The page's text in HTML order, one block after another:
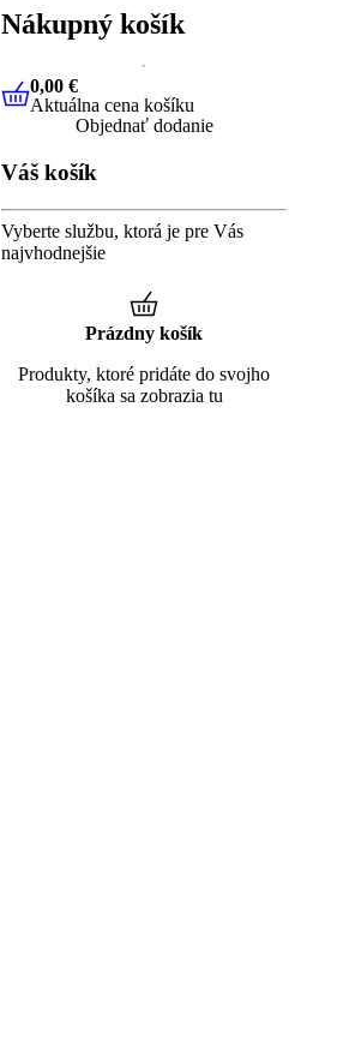
Nákupný košík
0,00 €Aktuálna cena košíku
0,00 €
Aktuálna cena košíku
Objednať dodanie
Váš košík
Vyberte službu, ktorá je pre Vás
najvhodnejšie
Prázdny košík
Produkty, ktoré pridáte do svojho
košíka sa zobrazia tu